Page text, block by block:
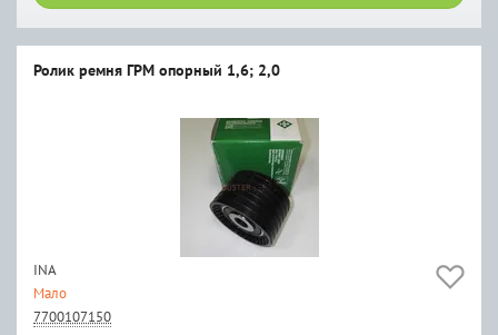
Ролик ремня ГРМ опорный 1,6; 2,0
INA
Мало
7700107150